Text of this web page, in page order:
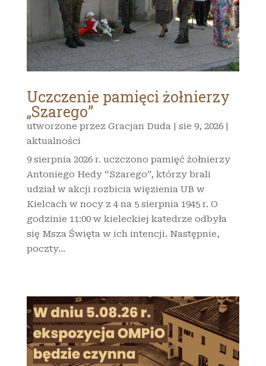
Uczczenie pamięci żołnierzy
„Szarego”
utworzone przez Gracjan Duda| sie 9, 2026|
aktualności
9 sierpnia 2026 r. uczczono pamięć żołnierzy
Antoniego Hedy “Szarego”, którzy brali
udział w akcji rozbicia więzienia UB w
Kielcach w nocy z 4 na 5 sierpnia 1945 r. O
godzinie 11:00 w kieleckiej katedrze odbyła
się Msza Święta w ich intencji. Następnie,
poczty...